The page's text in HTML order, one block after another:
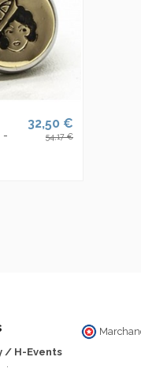
-
32,50 €
54,17 €
/ H-Events